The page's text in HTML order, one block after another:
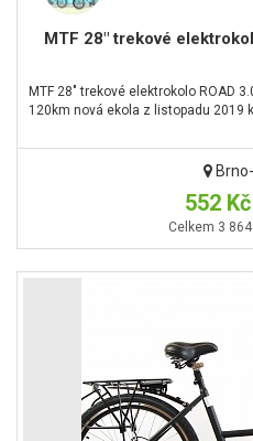
MTF 28" trekové
MTF 28" trekové elektrokolo ROAD
120km nová ekola z listopadu 2019
552 Kč
Celkem 3